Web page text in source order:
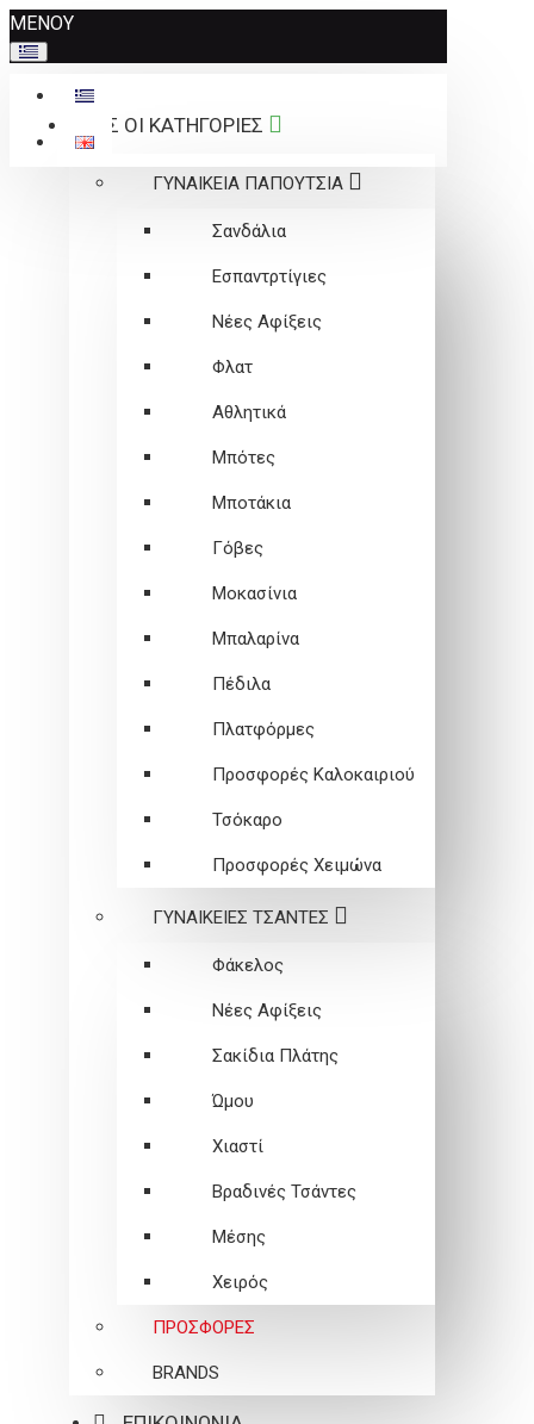
Σημείωση:
Αυτός
ο
ιστότοπος
περιλαμβάνει
ΜΕΝΟΥ
ΟΛΕΣ ΟΙ ΚΑΤΗΓΟΡΙΕΣ
ΓΥΝΑΙΚΕΙΑ ΠΑΠΟΥΤΣΙΑ
Σανδάλια
Εσπαντρτίγιες
Νέες Αφίξεις
Φλατ
Αθλητικά
Μπότες
Μποτάκια
Γόβες
Μοκασίνια
Μπαλαρίνα
Πέδιλα
Πλατφόρμες
Προσφορές Καλοκαιριού
Τσόκαρο
Προσφορές Χειμώνα
ΓΥΝΑΙΚΕΙEΣ ΤΣΑΝΤΕΣ
Φάκελος
Νέες Αφίξεις
Σακίδια Πλάτης
Ώμου
Χιαστί
Βραδινές Τσάντες
Μέσης
Χειρός
ΠΡΟΣΦΟΡΕΣ
BRANDS